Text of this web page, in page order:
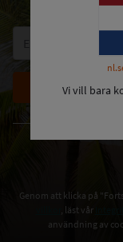
Genom att klicka på
, läst vår
användning av
Vi vill bara